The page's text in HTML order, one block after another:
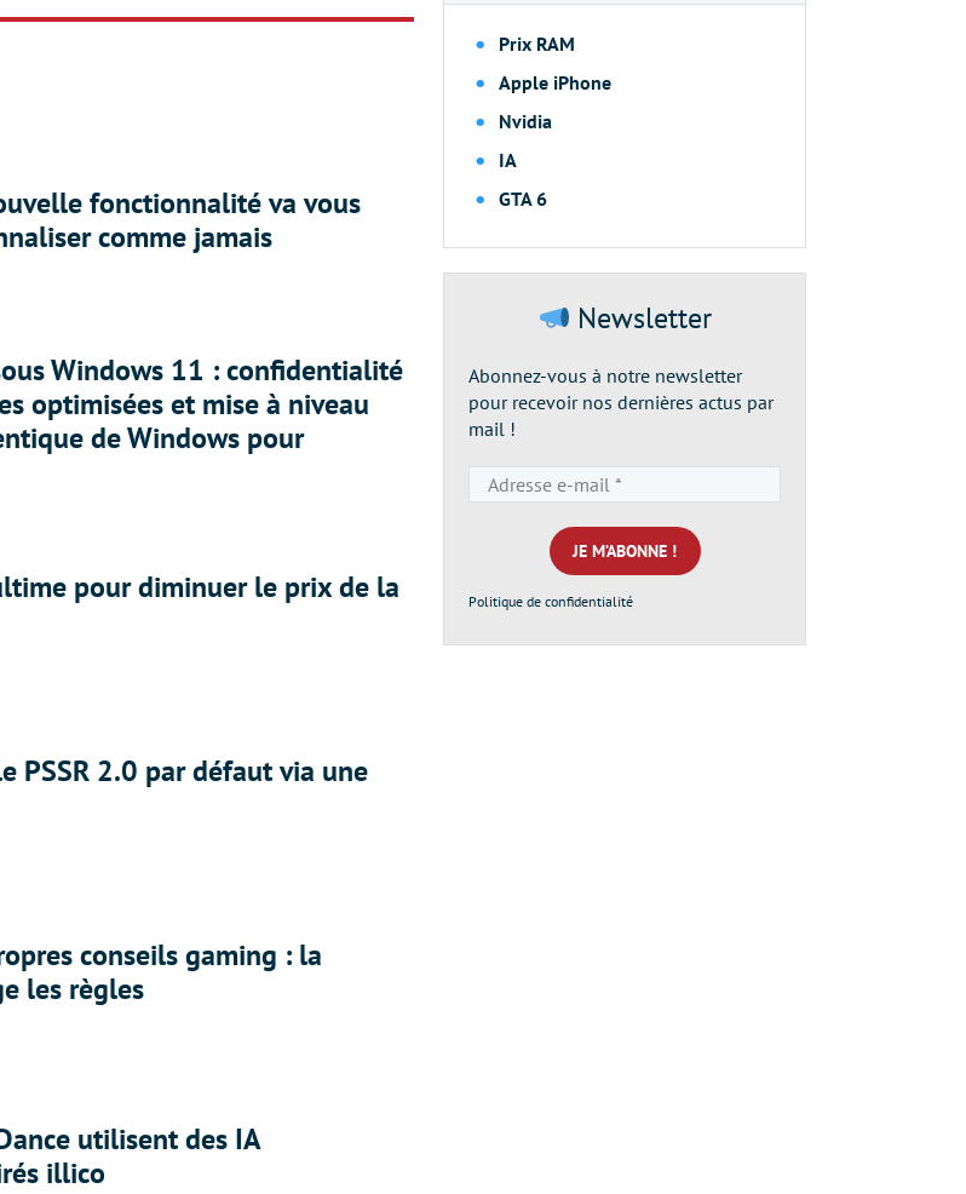
fonctionnalité va vous
comme jamais
Windows 11 : confidentialité
optimisées et mise à niveau
de Windows pour
pour diminuer le prix de la
PSSR 2.0 par défaut via une
conseils gaming : la
les règles
utilisent des IA
illico
Prix RAM
Apple iPhone
Nvidia
IA
GTA 6
Newsletter
Abonnez-vous à notre newsletter
pour recevoir nos dernières actus par
mail !
e-
mail
*
Politique de confidentialité